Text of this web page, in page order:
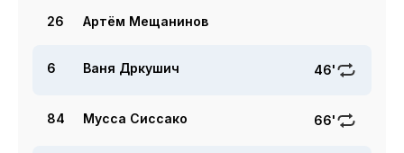
26 Артём Мещанинов
6 Ваня Дркушич 46'
84 Мусса Сиссако 66'